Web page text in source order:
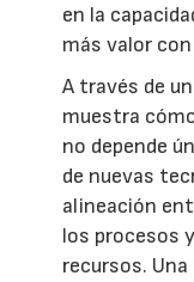
en la
más valor
A través de
muestra
no depende
de nuevas
alineación
los procesos
recursos.